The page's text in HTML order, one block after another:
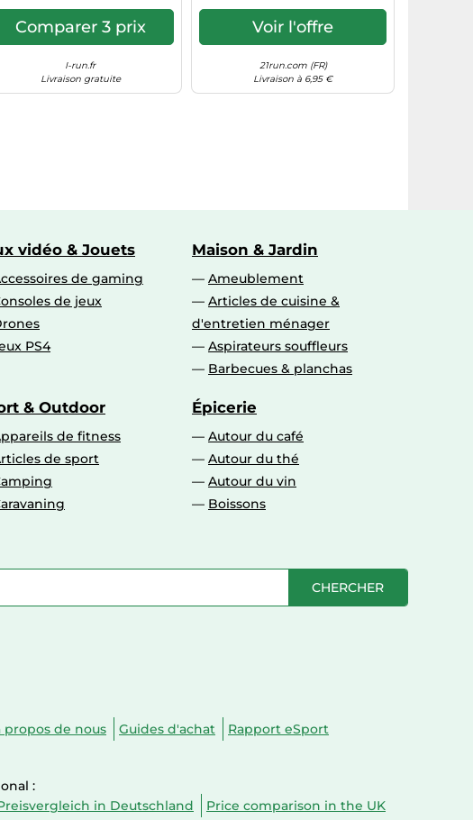
Comparer 3 prix
I-run.fr
Livraison gratuite
Voir l'offre
21run.com (FR)
Livraison à 6,95 €
vidéo & Jouets
de gaming
de jeux
PS4
Maison & Jardin
Ameublement
Articles de cuisine &
d'entretien ménager
Aspirateurs souffleurs
Barbecues & planchas
& Outdoor
de fitness
de sport
Épicerie
Autour du café
Autour du thé
Autour du vin
Boissons
CHERCHER
propos de nous Guides d'achat
Rapport eSport
:
in Deutschland Price comparison in the UK